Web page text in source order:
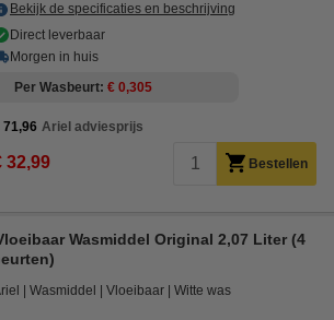
Bekijk de specificaties en beschrijving
Direct leverbaar
Morgen in huis
Per Wasbeurt € 0,305
71,96 Ariel adviesprijs
32,99 Bestellen
Wasmiddel Original 2,07 Liter (4
Wasmiddel Vloeibaar Witte was